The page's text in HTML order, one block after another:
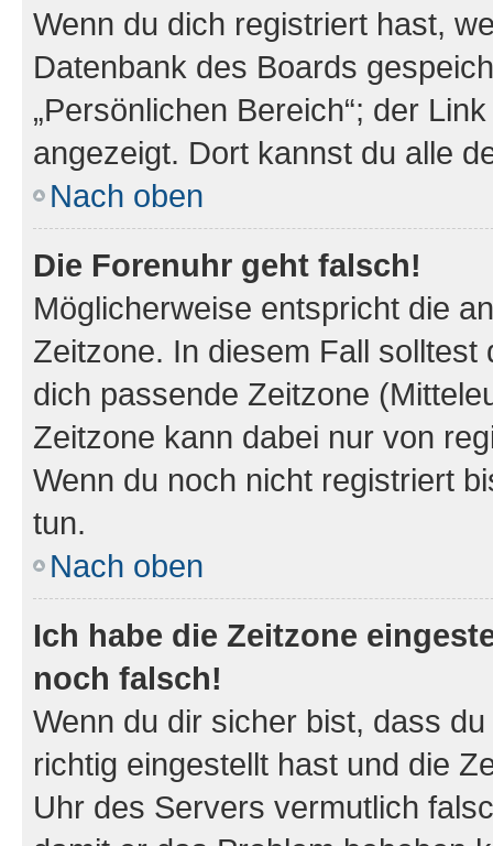
Wenn du dich registriert hast,
Datenbank des Boards
„Persönlichen Bereich“; der
angezeigt. Dort kannst du alle
Nach oben
Die Forenuhr geht falsch!
Möglicherweise entspricht die
Zeitzone. In diesem Fall solltest
dich passende Zeitzone
Zeitzone kann dabei nur von
Wenn du noch nicht registriert
tun.
Nach oben
Ich habe die Zeitzone
noch falsch!
Wenn du dir sicher bist, dass
richtig eingestellt hast und die
Uhr des Servers vermutlich